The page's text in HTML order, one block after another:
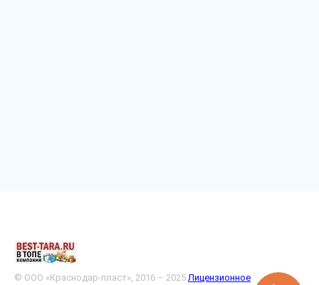
© ООО «Краснодар-пласт», 2016 – 2025 Лицензионное